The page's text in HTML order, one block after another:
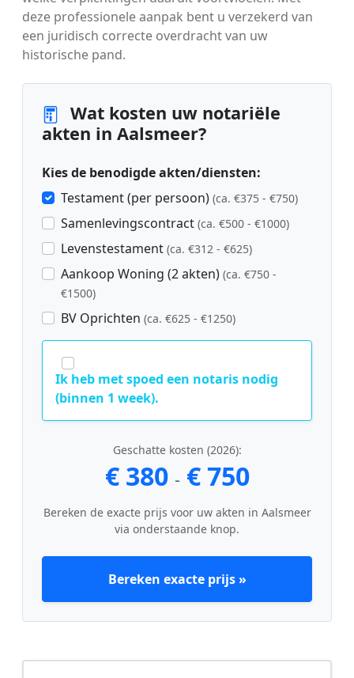
deze professionele aanpak bent u verzekerd van
een juridisch correcte overdracht van uw
historische pand.
Wat kosten uw notariële
akten in Aalsmeer?
Kies de benodigde akten/diensten:
Testament (per persoon) (ca. €375 - €750)
Samenlevingscontract (ca. €500 - €1000)
Levenstestament (ca. €312 - €625)
Aankoop Woning (2 akten) (ca. €750 -
€1500)
BV Oprichten (ca. €625 - €1250)
Ik heb met spoed een notaris nodig
(binnen 1 week).
Geschatte kosten (2026):
€ 380 - € 750
Bereken de exacte prijs voor uw akten in Aalsmeer
via onderstaande knop.
Bereken exacte prijs »